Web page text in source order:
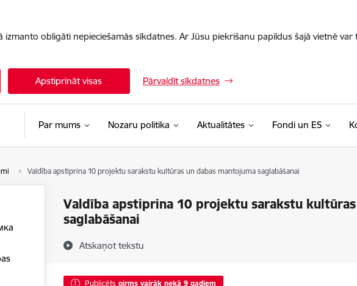
izmanto obligāti nepieciešamās sīkdatnes. Ar Jūsu piekrišanu papildus šajā vietnē
Apstiprināt visas Pārvaldīt sīkdatnes
Par mums Nozaru politika Aktualitātes Fondi un ES
Valdība apstiprina 10 projektu sarakstu kultūras un dabas mantojuma saglabāšanai
Valdība apstiprina 10 projektu sarakstu
saglabāšanai
Atskaņot tekstu
Publicēts pirms vairāk nekā 9 gadiem